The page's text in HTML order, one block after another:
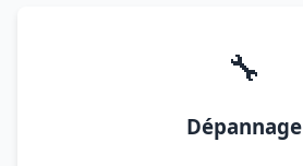
🔧
Dépannage